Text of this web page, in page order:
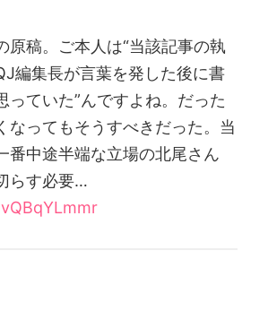
原稿。ご本人は“当該記事の執
編集長が言葉を発した後に書
っていた”んですよね。だった
なってもそうすべきだった。当
番中途半端な立場の北尾さん
らす必要…